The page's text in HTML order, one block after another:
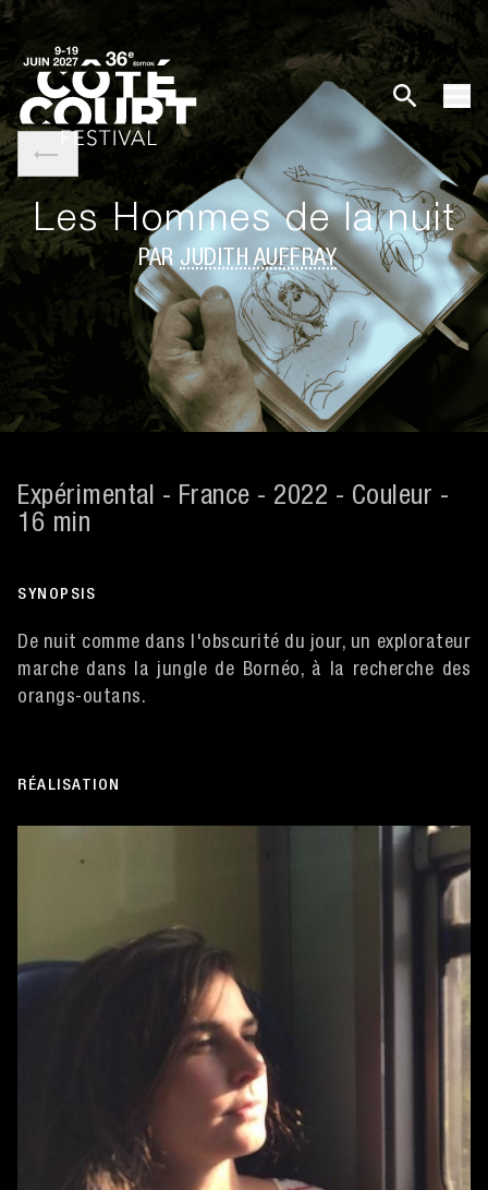
Les Hommes de la nuit
PAR JUDITH AUFFRAY
Expérimental - France - 2022 - Couleur -
16 min
SYNOPSIS
De nuit comme dans l'obscurité du jour, un explorateur
marche dans la jungle de Bornéo, à la recherche des
orangs-outans.
RÉALISATION